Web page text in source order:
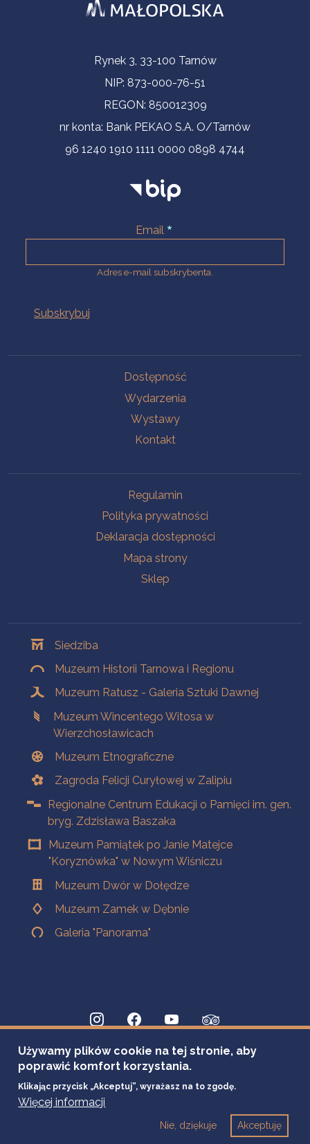
Informacje kontaktoweRynek 3, 33-100 Tarnów
NIP: 873-000-76-51
REGON: 850012309
nr konta: Bank PEKAO S.A. O/Tarnów
96 1240 1910 1111 0000 0898 4744
Email
Adres e-mail subskrybenta.
Dostępność
Wydarzenia
Wystawy
Kontakt
Regulamin
Polityka prywatności
Deklaracja dostępności
Mapa strony
Sklep
Siedziba
Muzeum Historii Tarnowa i Regionu
Muzeum Ratusz - Galeria Sztuki Dawnej
Muzeum Wincentego Witosa w
Wierzchosławicach
Muzeum Etnograficzne
Zagroda Felicji Curyłowej w Zalipiu
Regionalne Centrum Edukacji o Pamięci im. gen.
bryg. Zdzisława Baszaka
Muzeum Pamiątek po Janie Matejce
"Koryznówka" w Nowym Wiśniczu
Muzeum Dwór w Dołędze
Muzeum Zamek w Dębnie
Galeria "Panorama"
Używamy plików cookie na tej stronie, aby
poprawić komfort korzystania.
Klikając przycisk „Akceptuj”, wyrażasz na to zgodę.
Więcej informacji
Akceptuję
Nie, dziękuje